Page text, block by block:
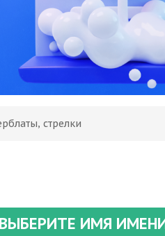
стрелки
ВЫБЕРИТЕ ИМЯ